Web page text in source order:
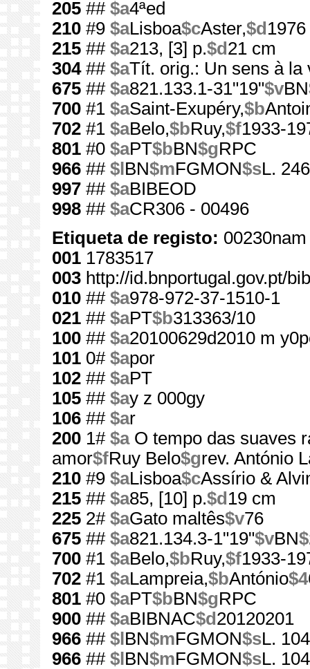
205 ## $a4ªed
210 #9 $aLisboa$cAster,$d 1976
215 ## $a213, [3] p.$d 21 cm
304## $aTít. orig.: Un sens à la
675 ## $a821.133.1-31"19"$vBN
700 #1 $aSaint-Exupéry,$b
702 #1 $aBelo,$bRuy,$f1933-
801 #0 $aPT$bBN$gRPC
966 ## $l BN$mFGMON$sL.
997 ## $aBIBEOD
998 ## $aCR306 - 00496
Etiqueta de registo:
001 1783517
003 http://id.bnportugal.gov.pt/
010 ## $a978-972-37-1510-1
021 ## $aPT$b313363/10
100 ## $a20100629d2010 m
101 0# $apor
102 ## $aPT
105 ## $ay z 000gy
106 ## $ar
200 1# $aO tempo das suaves
amor$fRuy Belo$grev. António
210 #9 $aLisboa$cAssírio &
215 ## $a85, [10] p.$d 19 cm
225 2# $aGato maltês$v76
675 ## $a821.134.3-1"19"$vBN
700 #1 $aBelo,$bRuy,$f1933-
702 #1 $aLampreia,$bAntónio$4
801 #0 $aPT$bBN$gRPC
900 ## $aBIBNAC$d 20120201
966 ## $l BN$mFGMON$sL.
966 ## $l BN$mFGMON$sL.